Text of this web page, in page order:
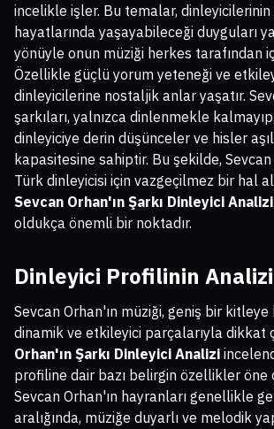
incelikle işler. Bu temalar, dinleyicilerinin
hayatlarında yaşayabileceği duyguları
yönüyle onun müziği herkes tarafından
Özellikle güçlü yorum yeteneği ve
dinleyicilerine nostaljik anlar yaşatır.
şarkıları, yalnızca dinlenmekle
dinleyiciye derin düşünceler ve hisler
kapasitesine sahiptir. Bu şekilde, Sevcan
Türk dinleyicisi için vazgeçilmez bir hal
Sevcan Orhan'ın Şarkı Dinleyici Analizi
oldukça önemli bir noktadır.
Dinleyici Profilinin Analizi
Sevcan Orhan'ın müziği, geniş bir
dinamik ve etkileyici parçalarıyla dikkat
Orhan'ın Şarkı Dinleyici Analizi
profiline dair bazı belirgin özellikler öne
Sevcan Orhan'ın hayranları genellikle
aralığında, müziğe duyarlı ve melodik